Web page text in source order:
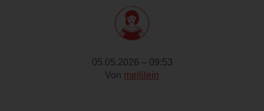
05.05.2026 – 09:53
Von mellilein